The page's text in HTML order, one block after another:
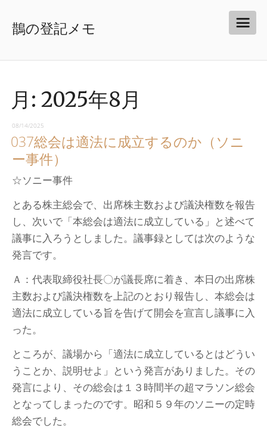
鵲の登記メモ
月: 2025年8月
08/14/2025
037総会は適法に成立するのか（ソニ
ー事件）
☆ソニー事件
とある株主総会で、出席株主数および議決権数を報告
し、次いで「本総会は適法に成立している」と述べて
議事に入ろうとしました。議事録としては次のような
発言です。
Ａ：代表取締役社長〇が議長席に着き、本日の出席株
主数および議決権数を上記のとおり報告し、本総会は
適法に成立している旨を告げて開会を宣言し議事に入
った。
ところが、議場から「適法に成立しているとはどうい
うことか、説明せよ」という発言がありました。その
発言により、その総会は１３時間半の超マラソン総会
となってしまったのです。昭和５９年のソニーの定時
総会でした。